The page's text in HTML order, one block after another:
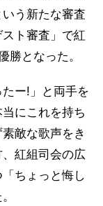
う新たな審査
ト審査」で紅
勝となった。
たー!」と両手を
にこれを持ち
敵な歌声をき
紅組司会の広
ちょっと悔し